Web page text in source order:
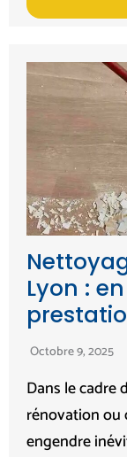
Lyon :
Octobre 9, 2025
Dans le cadre
rénovation ou
engendre